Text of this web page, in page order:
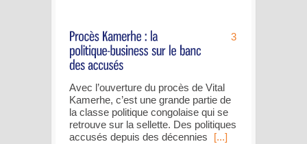
3
Avec l’ouverture du procès de Vital
Kamerhe, c’est une grande partie de
la classe politique congolaise qui se
retrouve sur la sellette. Des politiques
accusés depuis des décennies
[...]